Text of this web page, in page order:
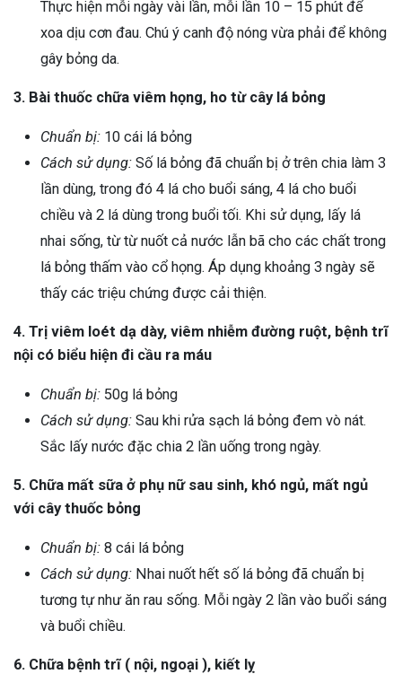
Thực hiện mỗi ngày vài lần, mỗi lần 10 – 15 phút để
xoa dịu cơn đau. Chú ý canh độ nóng vừa phải để không
gây bỏng da.
3. Bài thuốc chữa viêm họng, ho từ cây lá bỏng
Chuẩn bị: 10 cái lá bỏng
Cách sử dụng: Số lá bỏng đã chuẩn bị ở trên chia làm 3
lần dùng, trong đó 4 lá cho buổi sáng, 4 lá cho buổi
chiều và 2 lá dùng trong buổi tối. Khi sử dụng, lấy lá
nhai sống, từ từ nuốt cả nước lẫn bã cho các chất trong
lá bỏng thấm vào cổ họng. Áp dụng khoảng 3 ngày sẽ
thấy các triệu chứng được cải thiện.
4. Trị viêm loét dạ dày, viêm nhiễm đường ruột, bệnh trĩ
nội có biểu hiện đi cầu ra máu
Chuẩn bị: 50g lá bỏng
Cách sử dụng: Sau khi rửa sạch lá bỏng đem vò nát.
Sắc lấy nước đặc chia 2 lần uống trong ngày.
5. Chữa mất sữa ở phụ nữ sau sinh, khó ngủ, mất ngủ
với cây thuốc bỏng
Chuẩn bị: 8 cái lá bỏng
Cách sử dụng: Nhai nuốt hết số lá bỏng đã chuẩn bị
tương tự như ăn rau sống. Mỗi ngày 2 lần vào buổi sáng
và buổi chiều.
6. Chữa bệnh trĩ ( nội, ngoại ), kiết lỵ